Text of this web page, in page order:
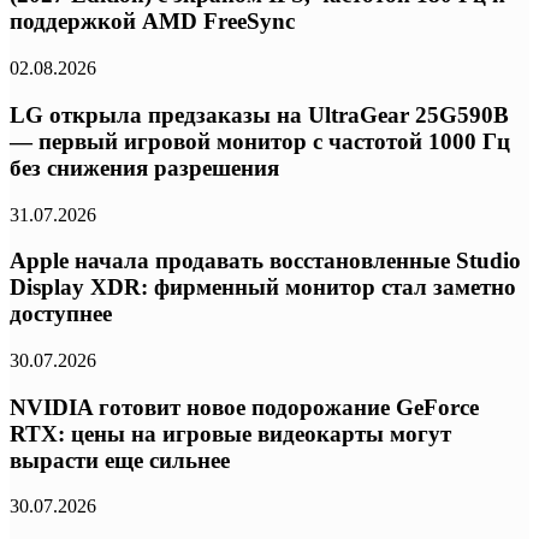
поддержкой AMD FreeSync
02.08.2026
LG открыла предзаказы на UltraGear 25G590B
— первый игровой монитор с частотой 1000 Гц
без снижения разрешения
31.07.2026
Apple начала продавать восстановленные Studio
Display XDR: фирменный монитор стал заметно
доступнее
30.07.2026
NVIDIA готовит новое подорожание GeForce
RTX: цены на игровые видеокарты могут
вырасти еще сильнее
30.07.2026